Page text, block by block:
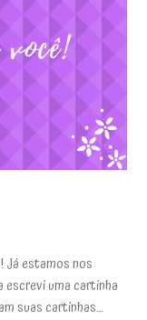
Já estamos nos
escrevi uma cartinha
suas cartinhas…